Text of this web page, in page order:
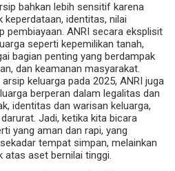
bahkan lebih sensitif karena
identitas, nilai
pembiayaan. ANRI secara eksplisit
seperti kepemilikan tanah,
bagian penting yang berdampak
dan keamanan masyarakat.
keluarga pada 2025, ANRI juga
berperan dalam legalitas dan
identitas dan warisan keluarga,
Jadi, ketika kita bicara
yang aman dan rapi, yang
tempat simpan, melainkan
atas aset bernilai tinggi.